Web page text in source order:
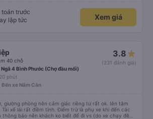
toán trước
lập tức
Xem giá
40 chỗ
3.8
(231 đánh giá)
Ngã 4 Bình Phước (Chợ đầu mối)
phút
Bến xe Năm Căn
giường phòng nên cảm giác riêng tư rất ok. Iên tâm
xế lái rất điềm tỉnh. Điểm trừ là phụ xe khi đến các
báo nên khách ko biết để đi vs (do xe chạy đêm